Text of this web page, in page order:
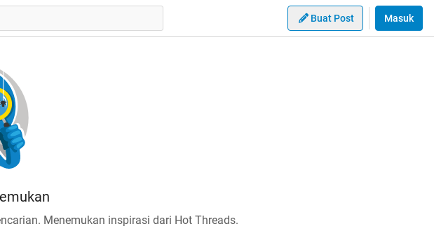
Buat Post Masuk
Menemukan inspirasi dari Hot Threads.